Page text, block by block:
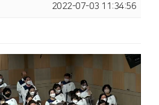
2022-07-03 11:34:56